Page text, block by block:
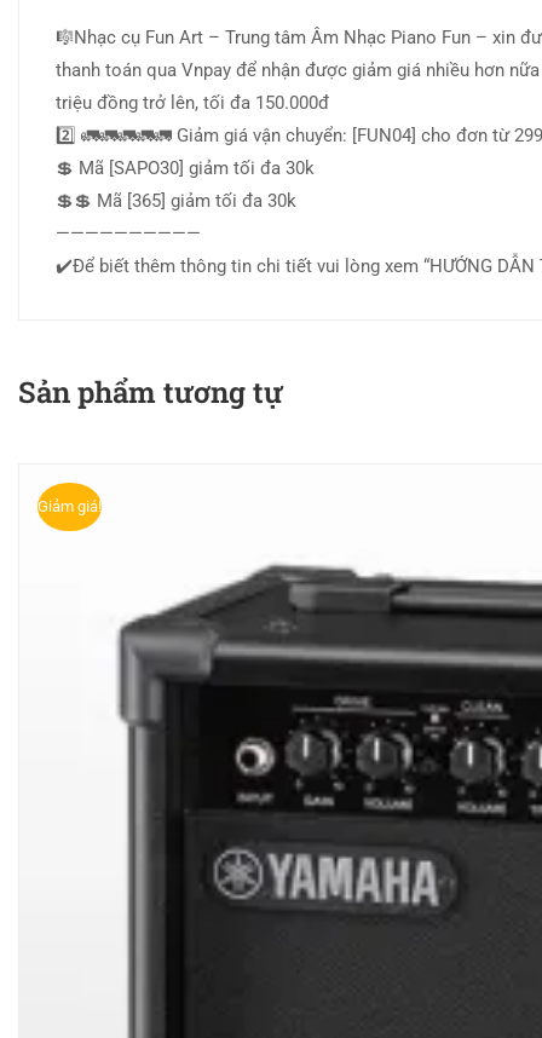
🎼Nhạc cụ Fun Art – Trung tâm Âm Nhạc Piano Fun – xin
thanh toán qua Vnpay để nhận được giảm giá nhiều hơn
triệu đồng trở lên, tối đa 150.000đ
2️⃣ 🚛🚛🚛🚛🚛 Giảm giá vận chuyển: [FUN04] cho đơn từ
💲 Mã [SAPO30] giảm tối đa 30k
💲💲 Mã [365] giảm tối đa 30k
——————————
✔️Để biết thêm thông tin chi tiết vui lòng xem “HƯỚNG DẪN
Sản phẩm tương tự
Giảm giá!